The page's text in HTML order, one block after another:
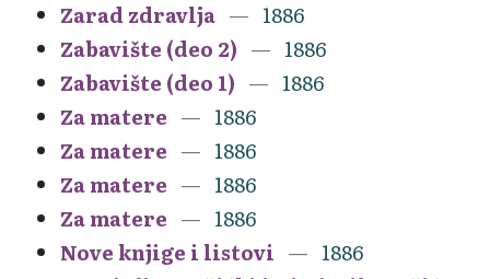
Zarad zdravlja
1886
Zabavište (deo 2)
1886
Zabavište (deo 1)
1886
Za matere
1886
Za matere
1886
Za matere
1886
Za matere
1886
Nove knjige i listovi
1886